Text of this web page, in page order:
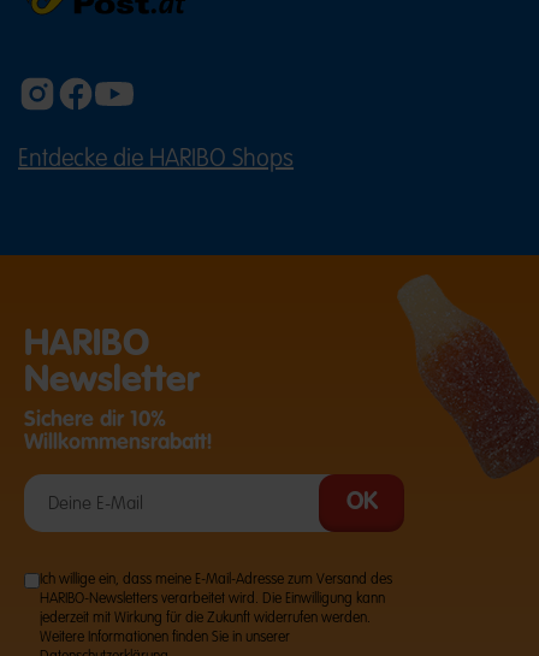
Entdecke die HARIBO Shops
HARIBO
Newsletter
Sichere dir 10%
Willkommensrabatt!
Ich willige ein, dass meine E-Mail-Adresse zum Versand des
HARIBO-Newsletters verarbeitet wird. Die Einwilligung kann
jederzeit mit Wirkung für die Zukunft widerrufen werden.
Weitere Informationen finden Sie in unserer